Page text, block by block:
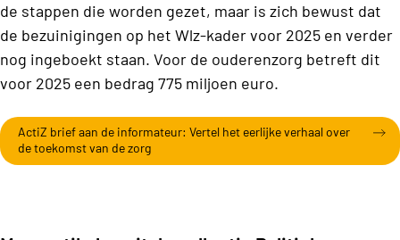
de stappen die worden gezet, maar is zich bewust dat
de bezuinigingen op het Wlz-kader voor 2025 en verder
nog ingeboekt staan. Voor de ouderenzorg betreft dit
voor 2025 een bedrag 775 miljoen euro.
ActiZ brief aan de informateur: Vertel het eerlijke verhaal over
de toekomst van de zorg